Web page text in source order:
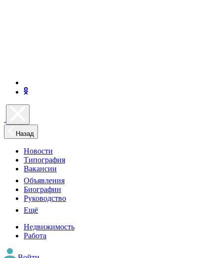
Назад
Новости
Типография
Вакансии
Объявления
Биографии
Руководство
Ещё
Недвижимость
Работа